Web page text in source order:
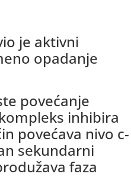
je aktivni
opadanje
povećanje
inhibira
povećava nivo c-
sekundarni
faza